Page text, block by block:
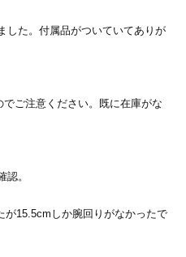
した。付属品がついていてありが
ご注意ください。既に在庫がな
。
が15.5cmしか腕回りがなかったで